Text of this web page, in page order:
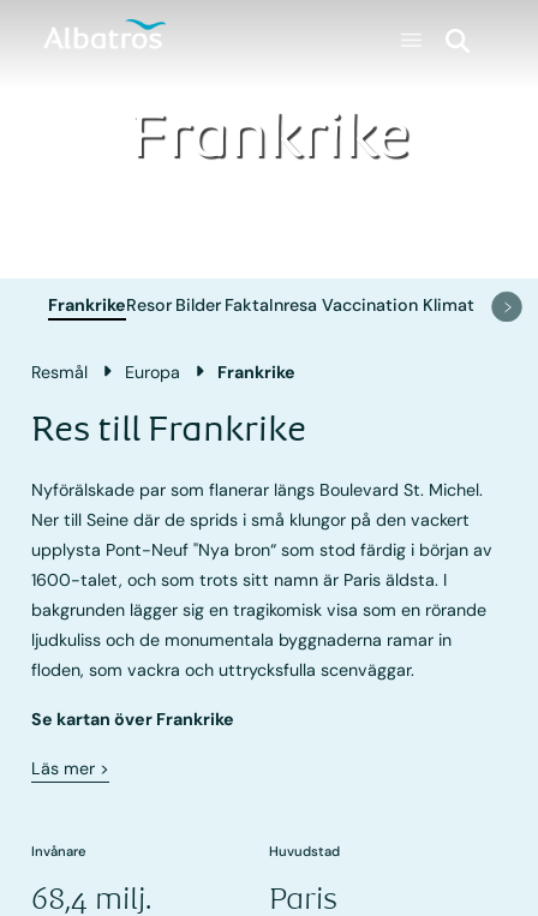
Frankrike
FrankrikeResor Bilder FaktaInresa Vaccination Klimat
Resmål Europa Frankrike
Res till Frankrike
Nyförälskade par som flanerar längs Boulevard St. Michel.
Ner till Seine där de sprids i små klungor på den vackert
upplysta Pont-Neuf "Nya bron“ som stod färdig i början av
1600-talet, och som trots sitt namn är Paris äldsta. I
bakgrunden lägger sig en tragikomisk visa som en rörande
ljudkuliss och de monumentala byggnaderna ramar in
floden, som vackra och uttrycksfulla scenväggar.
Se kartan över Frankrike
Läs mer >
Invånare
68,4 milj.
Huvudstad
Paris